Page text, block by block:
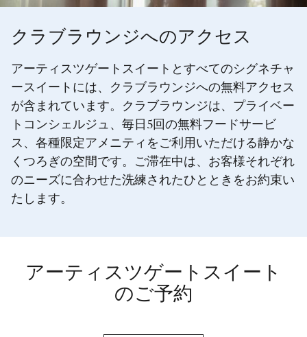
クラブラウンジへのアクセス
アーティスツゲートスイートとすべてのシグネチャ
ースイートには、クラブラウンジへの無料アクセス
が含まれています。クラブラウンジは、プライベー
トコンシェルジュ、毎日5回の無料フードサービ
ス、各種限定アメニティをご利用いただける静かな
くつろぎの空間です。ご滞在中は、お客様それぞれ
のニーズに合わせた洗練されたひとときをお約束い
たします。
アーティスツゲートスイート
のご予約